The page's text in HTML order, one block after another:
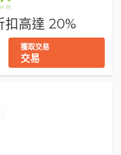
高達 20%
獲取交易
交易